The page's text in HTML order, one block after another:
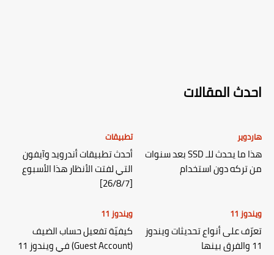
احدث المقالات
هاردوير
هذا ما يحدث للـ SSD بعد سنوات
من تركه دون استخدام
تطبيقات
أحدث تطبيقات أندرويد وآيفون
التي لفتت الأنظار هذا الأسبوع
[26/8/7]
ويندوز 11
تعرّف على أنواع تحديثات ويندوز
11 والفرق بينها
ويندوز 11
كيفيّة تفعيل حساب الضيف
(Guest Account) في ويندوز 11